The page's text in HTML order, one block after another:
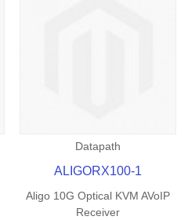
Datapath
ALIGORX100-1
Aligo 10G Optical KVM AVoIP
Receiver